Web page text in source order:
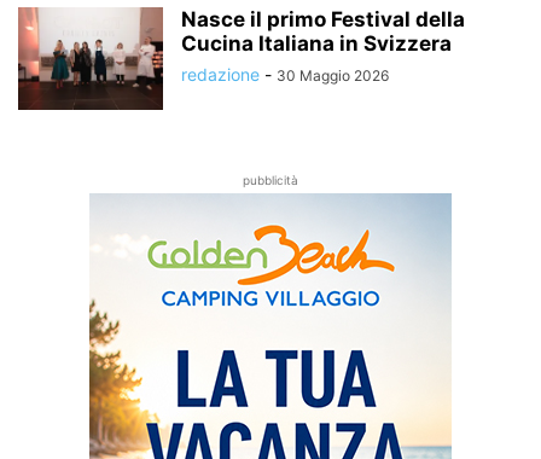
Nasce il primo Festival della
Cucina Italiana in Svizzera
redazione - 30 Maggio 2026
pubblicità